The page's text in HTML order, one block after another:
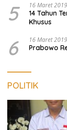
5 16 Maret 2019
14 Tahun
Khusus
6 16 Maret 2019
Prabowo
POLITIK